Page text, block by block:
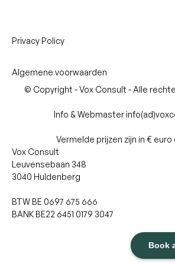
Book
Vox Consult
Leuvensebaan 348
3040 Huldenberg
BTW BE 0697 675 666
BANK BE22 6451 0179 3047
© Copyright - Vox Consult - Alle
Info & Webmaster
Vermelde prijzen zijn in € euro
Privacy Policy
Algemene voorwaarden